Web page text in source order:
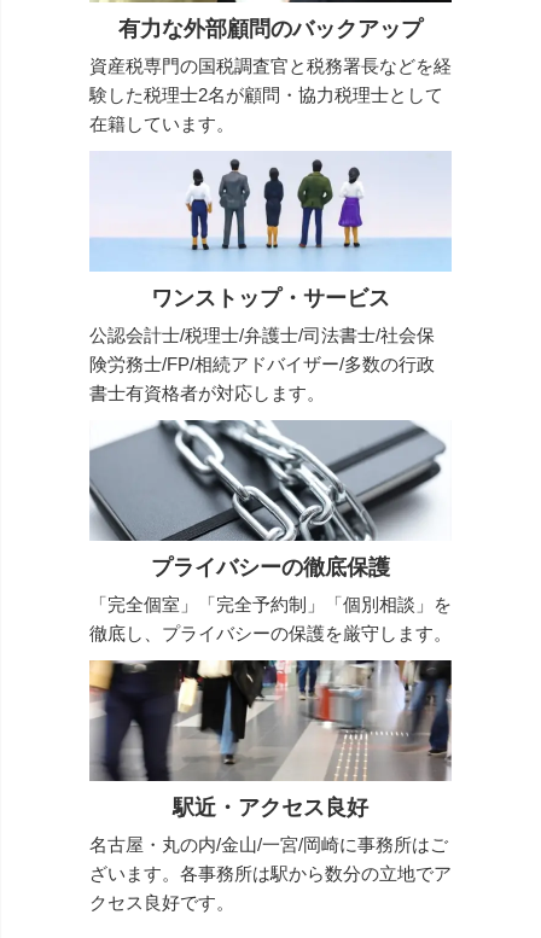
有力な外部顧問のバックアップ
資産税専門の国税調査官と税務署⻑などを経
験した税理士2名が顧問・協力税理士として
在籍しています。
ワンストップ・サービス
公認会計士/税理士/弁護士/司法書士/社会保
険労務士/FP/相続アドバイザー/多数の行政
書士有資格者が対応します。
プライバシーの徹底保護
「完全個室」「完全予約制」「個別相談」を
徹底し、プライバシーの保護を厳守します。
駅近・アクセス良好
名古屋・丸の内/金山/一宮/岡崎に事務所はご
ざいます。各事務所は駅から数分の立地でア
クセス良好です。